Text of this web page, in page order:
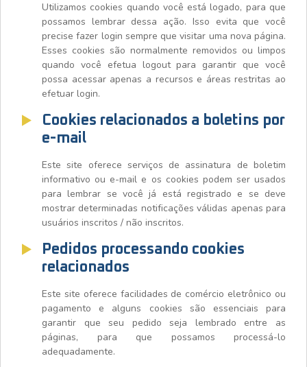
Utilizamos cookies quando você está logado, para que
possamos lembrar dessa ação. Isso evita que você
precise fazer login sempre que visitar uma nova página.
Esses cookies são normalmente removidos ou limpos
quando você efetua logout para garantir que você
possa acessar apenas a recursos e áreas restritas ao
efetuar login.
Cookies relacionados a boletins por
e-mail
Este site oferece serviços de assinatura de boletim
informativo ou e-mail e os cookies podem ser usados
para lembrar se você já está registrado e se deve
mostrar determinadas notificações válidas apenas para
usuários inscritos / não inscritos.
Pedidos processando cookies
relacionados
Este site oferece facilidades de comércio eletrônico ou
pagamento e alguns cookies são essenciais para
garantir que seu pedido seja lembrado entre as
páginas, para que possamos processá-lo
adequadamente.